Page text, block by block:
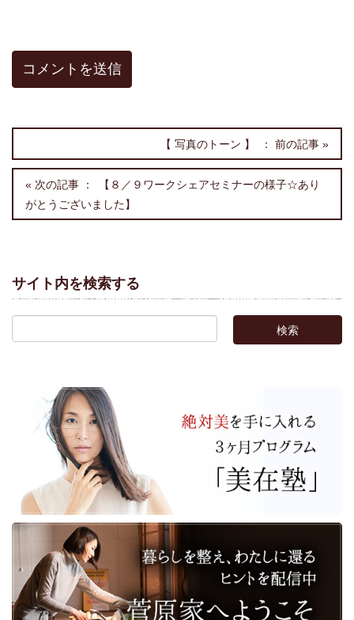
【 写真のトーン 】
【８／９ワークシェアセミナーの様子☆あり
がとうございました】
サイト内を検索する